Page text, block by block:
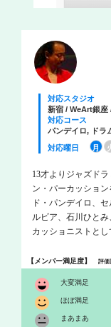
対応スタジオ
新宿 / WeArt銀座
対応コース
パンデイロ, ドラ
対応曜日
月
13才よりジャズド
ン・パーカッショ
ド・パンデイロ、
ルビア、石川ひと
カッショニストとし
【メンバー満足度】評価
大変満足
ほぼ満足
まあまあ